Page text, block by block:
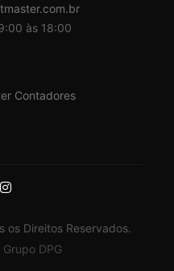
às 18:00
Contadores
os Direitos Reservados.
DPG